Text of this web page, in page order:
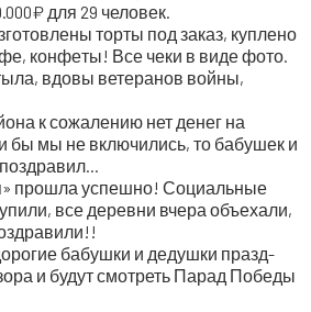
для 29 человек.
тор­ты под заказ, куп­ле­но
кон­фе­ты! Все чеки в виде фото.
вдо­вы вете­ра­нов вой­ны,
к сожа­ле­нию нет денег на
бы мы не вклю­чи­лись, то бабу­шек и
про­шла успеш­но! Соци­аль­ные
все дерев­ни вче­ра объ­е­ха­ли,
бабуш­ки и дедуш­ки празд­
и будут смот­реть Парад Побе­ды